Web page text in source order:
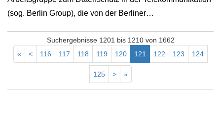
(sog. Berlin Group), die von der Berliner…
Suchergebnisse 1201 bis 1210 von 1662
«
< 116 117 118 119 120 121 122 123 124
125 > »